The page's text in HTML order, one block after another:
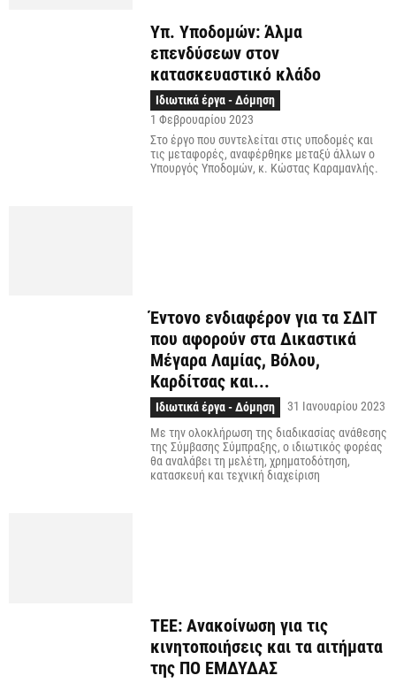
Υπ. Υποδομών: Άλμα
επενδύσεων στον
κατασκευαστικό κλάδο
Ιδιωτικά έργα - Δόμηση
1 Φεβρουαρίου 2023
Στο έργο που συντελείται στις υποδομές και
τις μεταφορές, αναφέρθηκε μεταξύ άλλων ο
Υπουργός Υποδομών, κ. Κώστας Καραμανλής.
Έντονο ενδιαφέρον για τα ΣΔΙΤ
που αφορούν στα Δικαστικά
Μέγαρα Λαμίας, Βόλου,
Καρδίτσας και...
Ιδιωτικά έργα - Δόμηση
31 Ιανουαρίου 2023
Με την ολοκλήρωση της διαδικασίας ανάθεσης
της Σύμβασης Σύμπραξης, ο ιδιωτικός φορέας
θα αναλάβει τη μελέτη, χρηματοδότηση,
κατασκευή και τεχνική διαχείριση
ΤΕΕ: Ανακοίνωση για τις
κινητοποιήσεις και τα αιτήματα
της ΠΟ ΕΜΔΥΔΑΣ